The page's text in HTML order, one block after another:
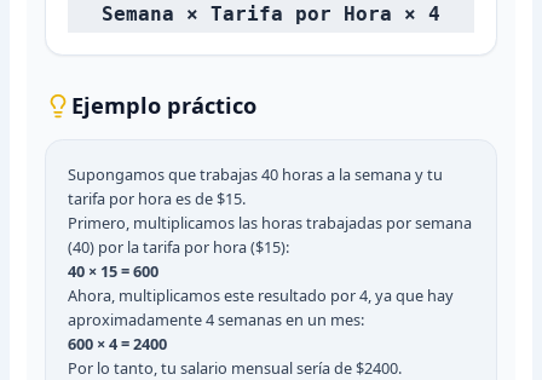
Semana × Tarifa por Hora × 4
Ejemplo práctico
Supongamos que trabajas 40 horas a la semana y tu
tarifa por hora es de $15.
Primero, multiplicamos las horas trabajadas por semana
(40) por la tarifa por hora ($15):
40 × 15 = 600
Ahora, multiplicamos este resultado por 4, ya que hay
aproximadamente 4 semanas en un mes:
600 × 4 = 2400
Por lo tanto, tu salario mensual sería de $2400.